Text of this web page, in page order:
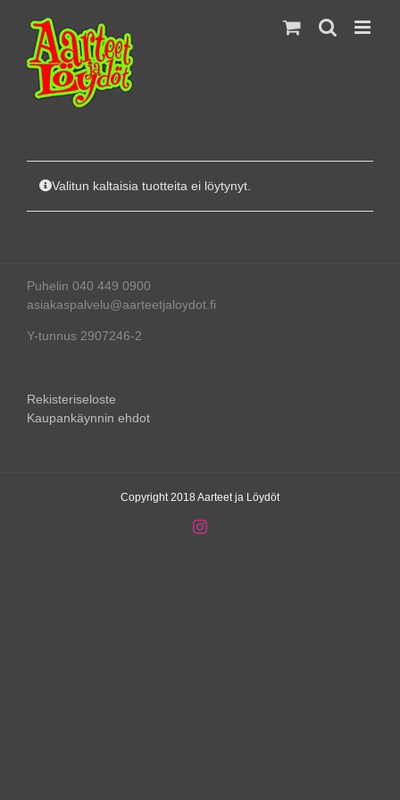
content
Valitun kaltaisia tuotteita ei löytynyt.
Puhelin 040 449 0900
asiakaspalvelu@aarteetjaloydot.fi
Y-tunnus 2907246-2
Rekisteriseloste
Kaupankäynnin ehdot
Copyright 2018 Aarteet ja Löydöt
Instagram